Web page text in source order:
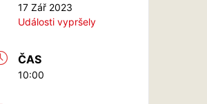
17 Zář 2023
Události vypršely
ČAS
10:00